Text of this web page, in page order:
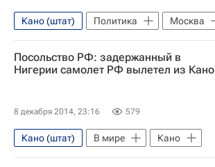
Кано (штат) Политика
Москва
Кано
Нигерия
Африка
Весь мир
Ан-124
Посольство РФ: задержанный в
Нигерии самолет РФ вылетел из Кано
8 декабря 2014, 23:16 579
Кано (штат) В мире
Кано
Нигерия
Африка
Весь мир